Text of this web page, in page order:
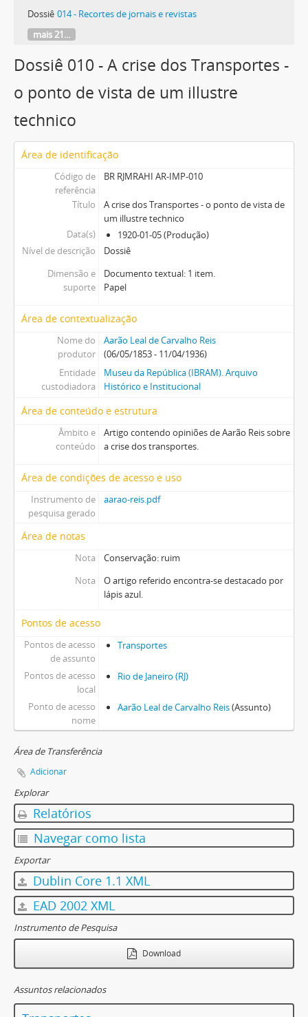
Dossiê 014 - Recortes de jornais e revistas
mais 21...
Dossiê 010 - A crise dos Transportes -
o ponto de vista de um illustre
technico
Área de identificação
Código de
referência
BR RJMRAHI AR-IMP-010
Título
A crise dos Transportes - o ponto de vista de
um illustre technico
Data(s)
1920-01-05 (Produção)
Nível de descrição
Dossiê
Dimensão e
suporte
Documento textual: 1 item.
Papel
Área de contextualização
Nome do
produtor
Aarão Leal de Carvalho Reis
(06/05/1853 - 11/04/1936)
Entidade
custodiadora
Museu da República (IBRAM). Arquivo
Histórico e Institucional
Área de conteúdo e estrutura
Âmbito e
conteúdo
Artigo contendo opiniões de Aarão Reis sobre
a crise dos transportes.
Área de condições de acesso e uso
Instrumento de
pesquisa gerado
aarao-reis.pdf
Área de notas
Nota
Conservação: ruim
Nota
O artigo referido encontra-se destacado por
lápis azul.
Pontos de acesso
Pontos de acesso
de assunto
Transportes
Pontos de acesso
local
Rio de Janeiro (RJ)
Ponto de acesso
nome
Aarão Leal de Carvalho Reis(Assunto)
Área de Transferência
Adicionar
Explorar
Relatórios
Navegar como lista
Exportar
Dublin Core 1.1 XML
EAD 2002 XML
Instrumento de Pesquisa
Download
Assuntos relacionados